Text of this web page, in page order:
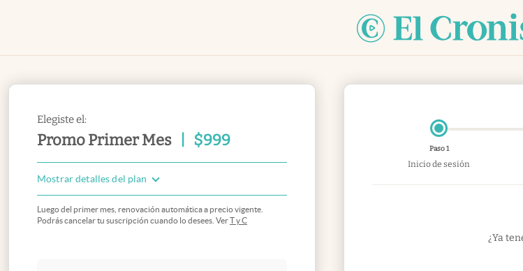
Elegiste el:
Promo Primer Mes $999
Mostrar detalles del plan
Luego del primer mes, renovación automática a precio vigente.
Podrás cancelar tu suscripción cuando lo desees. VerT y C
Paso 1
Inicio de sesión
¿Ya